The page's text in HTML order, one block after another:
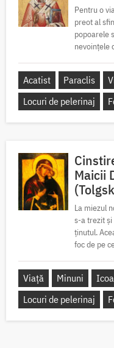
Pentru o
preot al
popoarele
nevoințele
Acatist Paraclis
Locuri de pelerinaj
Maicii
La miezul
s-a trezit
ținutul.
foc de pe
Viață Minuni
Locuri de pelerinaj